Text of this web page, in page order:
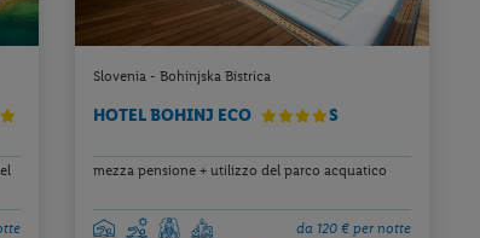
Slovenia - Bohinjska Bistrica
HOTEL BOHINJ ECO S
mezza pensione + utilizzo del parco acquatico
da 120 € per notte